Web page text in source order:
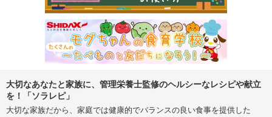
大切なあなたと家族に、管理栄養士監修のヘルシーなレシピや献立
を！「ソラレピ」
大切な家族だから、家庭では健康的でバランスの良い食事を提供した